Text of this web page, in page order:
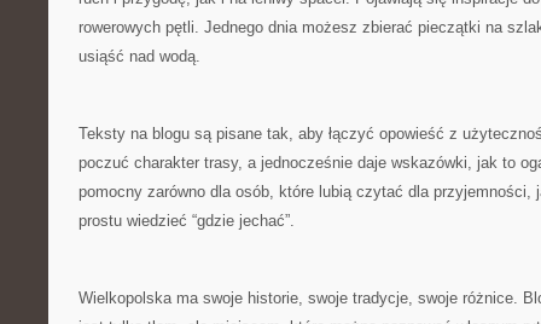
rowerowych pętli. Jednego dnia możesz zbierać pieczątki na
usiąść nad wodą.
Teksty na blogu są pisane tak, aby łączyć opowieść z
poczuć charakter trasy, a jednocześnie daje wskazówki, jak to
pomocny zarówno dla osób, które lubią czytać dla
prostu wiedzieć “gdzie jechać”.
Wielkopolska ma swoje historie, swoje tradycje, swoje różnice.